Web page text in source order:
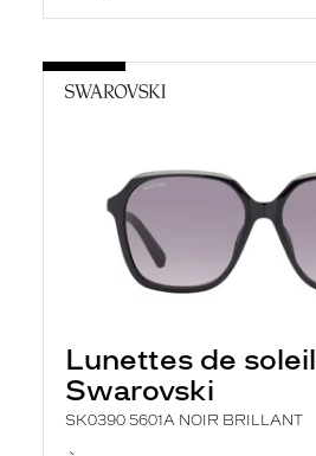
Lunettes de soleil
Swarovski
SK0390 5601A NOIR BRILLANT